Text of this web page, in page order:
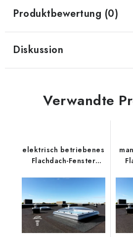
Produktbewertung (0)
Diskussion
Verwandte
elektrisch betriebenes
Flachdach-Fenster